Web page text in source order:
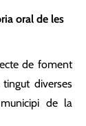
oral de les
de foment
diverses
de la